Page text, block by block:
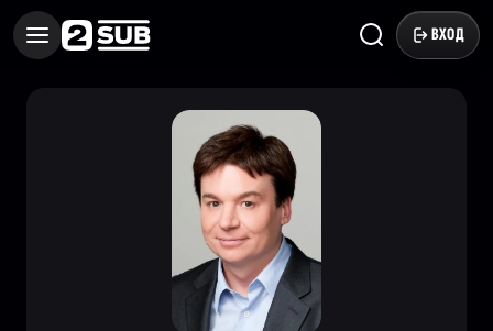
ВХОД